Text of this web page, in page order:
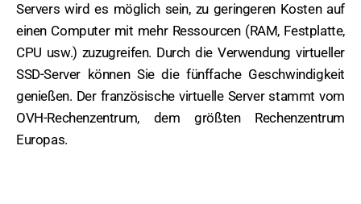
Servers wird es möglich sein, zu geringeren Kosten auf
einen Computer mit mehr Ressourcen (RAM, Festplatte,
CPU usw.) zuzugreifen. Durch die Verwendung virtueller
SSD-Server können Sie die fünffache Geschwindigkeit
genießen. Der französische virtuelle Server stammt vom
OVH-Rechenzentrum, dem größten Rechenzentrum
Europas.